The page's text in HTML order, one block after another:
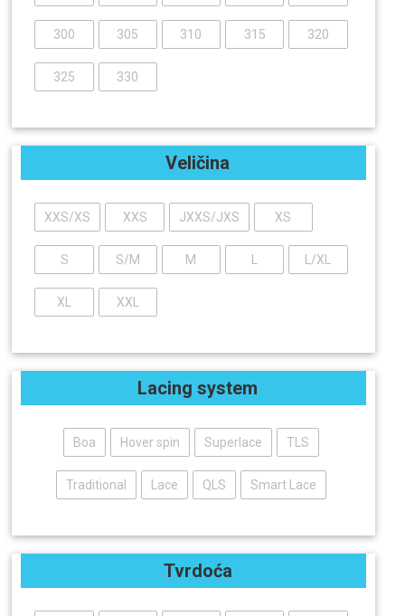
300 305 310 315 320
325 330
Veličina
XXS/XS XXS JXXS/JXS XS
S S/M M L/XL
XL XXL
Lacing system
Boa Hover spin Superlace TLS
Traditional Lace QLS Smart Lace
Tvrdoća